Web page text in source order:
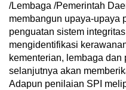
/Lembaga /Pemerintah
membangun upaya-upaya
penguatan sistem
mengidentifikasi
kementerian, lembaga dan
selanjutnya akan
Adapun penilaian SPI